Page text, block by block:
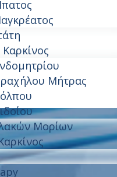
Καρκίνος
Μήτρας
Μορίων